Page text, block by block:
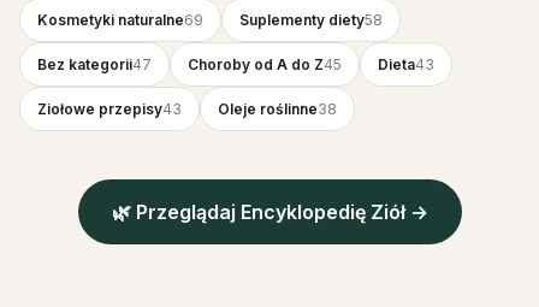
Kosmetyki naturalne69 Suplementy diety58
Bez kategorii47 Choroby od A do Z45 Dieta43
Ziołowe przepisy43 Oleje roślinne38
🌿 Przeglądaj Encyklopedię Ziół →